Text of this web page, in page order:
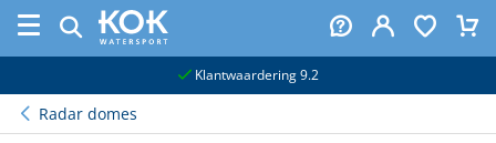
Klantwaardering 9.2
Radar domes